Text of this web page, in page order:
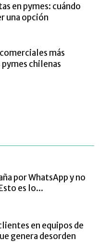
en pymes: cuándo
una opción
más
chilenas
por WhatsApp y no
es lo...
en equipos de
genera desorden